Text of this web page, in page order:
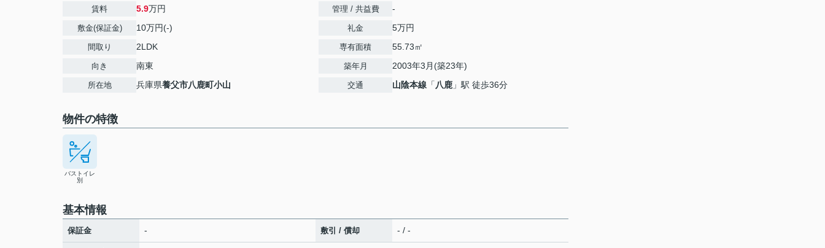
賃料 5.9万円
敷金(保証金) 10万円(-)
間取り 2LDK
向き 南東
所在地 兵庫県養父市八鹿町小山
管理 / 共益費 -
礼金 5万円
専有面積 55.73㎡
築年月 2003年3月(築23年)
交通 山陰本線 「 八鹿 」駅 徒歩36分
物件の特徴
バストイレ
別
基本情報
保証金 - 敷引 / 償却 - / -